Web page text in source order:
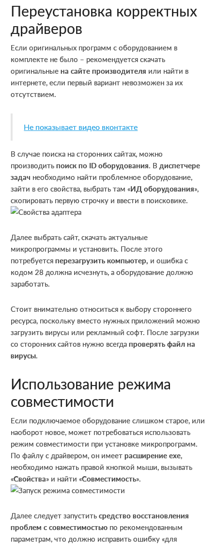
Переустановка корректных
драйверов
Если оригинальных программ с оборудованием в
комплекте не было – рекомендуется скачать
оригинальныена сайте производителя или найти в
интернете, если первый вариант невозможен за их
отсутствием.
Не показывает видео вконтакте
В случае поиска на сторонних сайтах, можно
производитьпоиск по ID оборудования. Вдиспетчере
задач необходимо найти проблемное оборудование,
зайти в его свойства, выбрать там «ИД оборудования»,
скопировать первую строчку и ввести в поисковике.
Далее выбрать сайт, скачать актуальные
микропрограммы и установить. После этого
потребуетсяперезагрузить компьютер, и ошибка с
кодом 28 должна исчезнуть, а оборудование должно
заработать.
Стоит внимательно относиться к выбору стороннего
ресурса, поскольку вместо нужных приложений можно
загрузить вирусы или рекламный софт. После загрузки
со сторонних сайтов нужно всегдапроверять файл на
вирусы.
Использование режима
совместимости
Если подключаемое оборудование слишком старое, или
наоборот новое, может потребоваться использовать
режим совместимости при установке микропрограмм.
По файлу с драйвером, он имеетрасширение exe,
необходимо нажать правой кнопкой мыши, вызывать
«Свойства» и найти «Совместимость».
Далее следует запуститьсредство восстановления
проблем с совместимостью по рекомендованным
параметрам, что должно исправить ошибку «для